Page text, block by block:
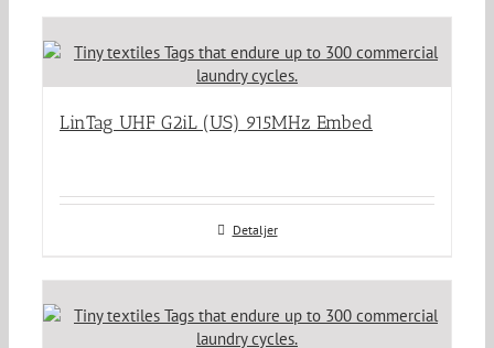
LinTag UHF G2iL (US) 915MHz Embed
Detaljer